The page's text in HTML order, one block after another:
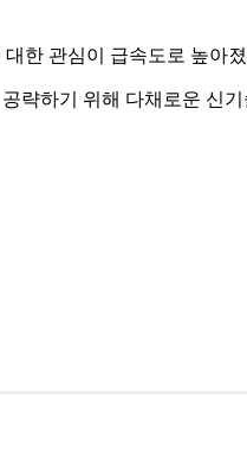
한 관심이 급속도로 높아
략하기 위해 다채로운 신